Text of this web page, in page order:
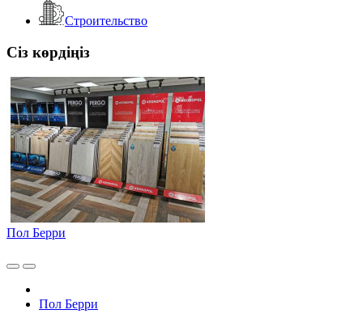
Строительство
Сіз көрдіңіз
Пол Берри
Пол Берри